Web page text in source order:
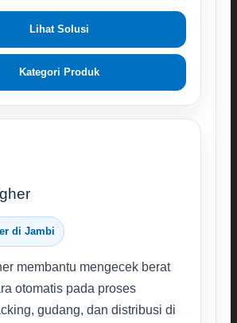
Lihat Solusi
Kategori Produk
di Jambi
membantu mengecek berat
otomatis pada proses
gudang, dan distribusi di